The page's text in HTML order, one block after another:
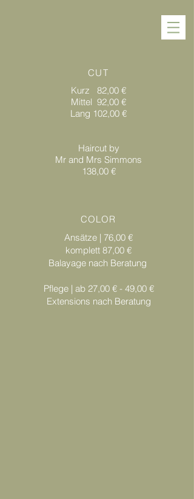
CUT
Kurz 82,00 €
Mittel 92,00 €
Lang 102,00 €
Haircut by
Mr and Mrs Simmons
138,00 €
COLOR
Ansätze | 76,00 €
komplett 87,00 €
Balayage nach Beratung
Pflege | ab 27,00 € - 49,00 €
​ Extensions nach Beratung